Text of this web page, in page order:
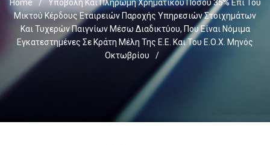
Home /
Υποβολή Και Πληρωμή Χρηματικού Ποσού 35% Επί Του
Μικτού Κέρδους Εταιρειών Παροχής Υπηρεσιών Στοιχημάτων
Και Τυχερών Παιγνίων Μέσω Διαδικτύου, Που Είναι Νόμιμα
Εγκατεστημένες Σε Κράτη Μέλη Της Ε.Ε. Και Του Ε.Ο.Χ. Μηνός
Οκτωβρίου
/